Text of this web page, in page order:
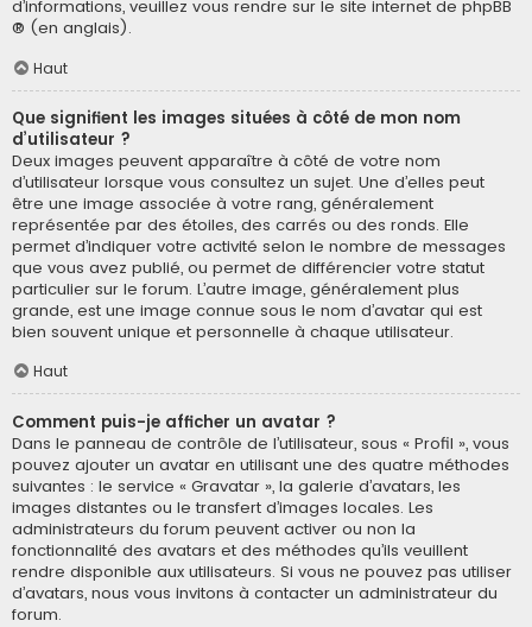
d’informations, veuillez vous rendre sur le site internet de phpBB
® (en anglais).
Haut
Que signifient les images situées à côté de mon nom
d’utilisateur ?
Deux images peuvent apparaître à côté de votre nom
d’utilisateur lorsque vous consultez un sujet. Une d’elles peut
être une image associée à votre rang, généralement
représentée par des étoiles, des carrés ou des ronds. Elle
permet d’indiquer votre activité selon le nombre de messages
que vous avez publié, ou permet de différencier votre statut
particulier sur le forum. L’autre image, généralement plus
grande, est une image connue sous le nom d’avatar qui est
bien souvent unique et personnelle à chaque utilisateur.
Haut
Comment puis-je afficher un avatar ?
Dans le panneau de contrôle de l’utilisateur, sous « Profil », vous
pouvez ajouter un avatar en utilisant une des quatre méthodes
suivantes : le service « Gravatar », la galerie d’avatars, les
images distantes ou le transfert d’images locales. Les
administrateurs du forum peuvent activer ou non la
fonctionnalité des avatars et des méthodes qu’ils veuillent
rendre disponible aux utilisateurs. Si vous ne pouvez pas utiliser
d’avatars, nous vous invitons à contacter un administrateur du
forum.